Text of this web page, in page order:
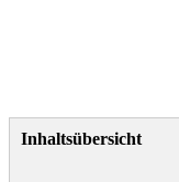
Inhaltsübersicht